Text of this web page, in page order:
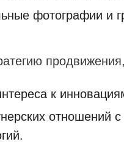
фотографии и
к
отношений